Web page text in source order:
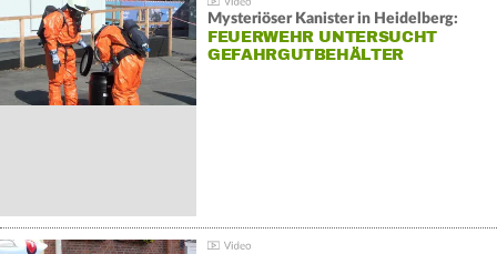
Mysteriöser Kanister in Heidelberg:
FEUERWEHR UNTERSUCHT
GEFAHRGUTBEHÄLTER